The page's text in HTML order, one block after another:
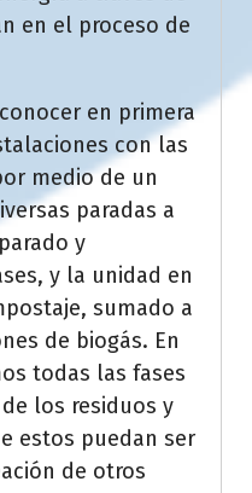
en el proceso de
en primera
con las
medio de un
paradas a
y
y la unidad en
sumado a
de biogás. En
todas las fases
los residuos y
estos puedan ser
de otros